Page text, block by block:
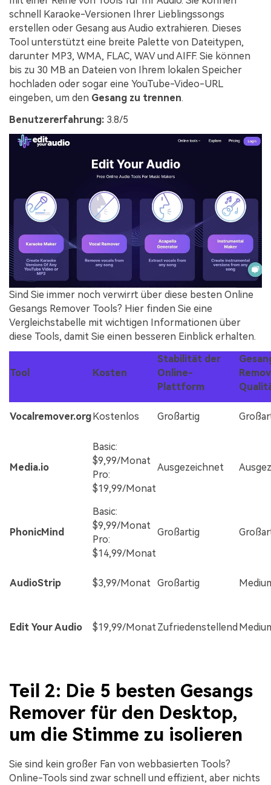
schnell Karaoke-Versionen Ihrer Lieblingssongs
erstellen oder Gesang aus Audio extrahieren. Dieses
Tool unterstützt eine breite Palette von Dateitypen,
darunter MP3, WMA, FLAC, WAV und AIFF. Sie können
bis zu 30 MB an Dateien von Ihrem lokalen Speicher
hochladen oder sogar eine YouTube-Video-URL
eingeben, um den Gesang zu trennen.
Benutzererfahrung: 3.8/5
Sind Sie immer noch verwirrt über diese besten Online
Gesangs Remover Tools? Hier finden Sie eine
Vergleichstabelle mit wichtigen Informationen über
diese Tools, damit Sie einen besseren Einblick erhalten.
Tool Kosten
Stabilität der
Online-
Plattform
Vocalremover.org Kostenlos Großartig
Media.io
Basic:
$9,99/Monat
Pro:
$19,99/Monat
Ausgezeichnet
PhonicMind
Basic:
$9,99/Monat
Pro:
$14,99/Monat
Großartig
AudioStrip $3,99/Monat Großartig
Edit Your Audio $19,99/MonatZufriedenstellend
Teil 2: Die 5 besten Gesangs
Remover für den Desktop,
um die Stimme zu isolieren
Sie sind kein großer Fan von webbasierten Tools?
Online-Tools sind zwar schnell und effizient, aber nichts